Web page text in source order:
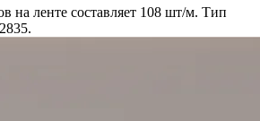
на ленте составляет 108 шт/м. Тип